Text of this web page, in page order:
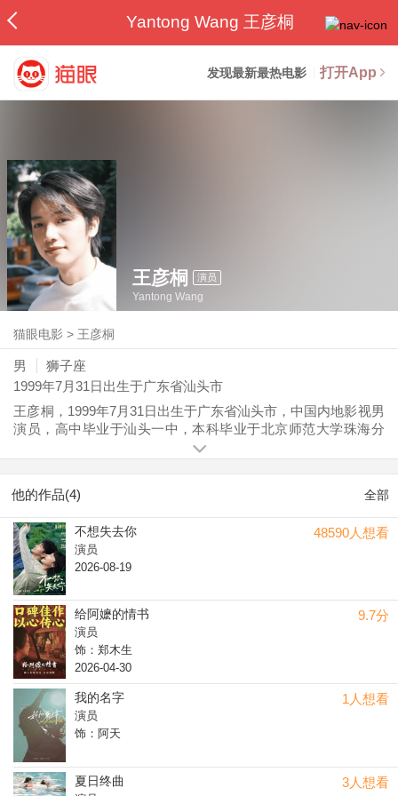
Yantong Wang 王彦桐
发现最新最热电影 打开App
王彦桐 演员
Yantong Wang
猫眼电影 > 王彦桐
男
狮子座
1999年7月31日 出生于广东省汕头市
王彦桐，1999年7月31日出生于广东省汕头市，中国内地影视男
演员，高中毕业于汕头一中，本科毕业于北京师范大学珠海分
校播音与主持艺术专业。非科班出身的王彦桐为在电影《给阿
功塑造了形象；他提前三个月到汕头码头体验搬运工生活，每
天体验三轮车夫的体力辛劳，刻苦练习方言台词，将汕头口音
调整为潮阳口音（潮汕口音是他最大的难关），并通过饮食控
制及反复研读“暹罗生活指南”来融入角色；王彦桐坦言自身性格
与角色差异大，但潮阳口音帮助他精准捕捉了角色特质。2026
年4月27日，王彦桐以主演身份参与该片在广东财经大学的进校
园活动；次日在大朗进行宣传；同月，他作为领衔主演出席广
州、汕头等地的首映礼，与观众深度交流映后心得。影片于
2026年4月30日正式上映，5月3日路演期间，王彦桐接受南方网
与粤学习客户端专访，在专访中表示现在的人想得“比较多”，但
在阿公那个年代，大家都“很简单”；如果阿公思前想后，就不会
去见义勇为了，并谈及影片中最触动他的片段是两位老年阿嬷
相见的戏份。作为影视新人，王彦桐以生活化演技生动诠释角
色情感，其表演收获现场热烈掌声，并凭借真实质朴的演绎赢
得观众广泛好评。该片豆瓣开分达9.1分，累计票房突破8000万
元；影片部分戏份在泰国拍摄，整个剧组只有7到9个人，在泰
国华侨王叔叔（电影原型之一）的带领下完成拍摄。
他的作品(4) 全部
48590人想看
不想失去你
演员
2026-08-19
9.7分
给阿嬷的情书
演员
饰：郑木生
2026-04-30
1人想看
我的名字
演员
饰：阿天
3人想看
夏日终曲